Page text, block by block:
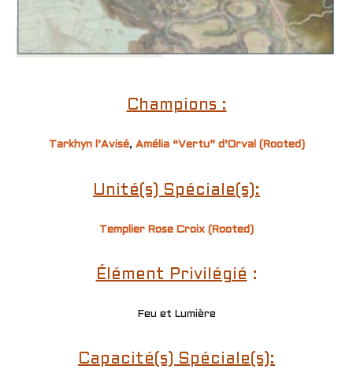
Champions :
Tarkhyn l’Avisé, Amélia “Vertu” d’Orval (Rooted)
Unité(s) Spéciale(s):
Templier Rose Croix (Rooted)
Élément Privilégié :
Feu et Lumière
Capacité(s) Spéciale(s):